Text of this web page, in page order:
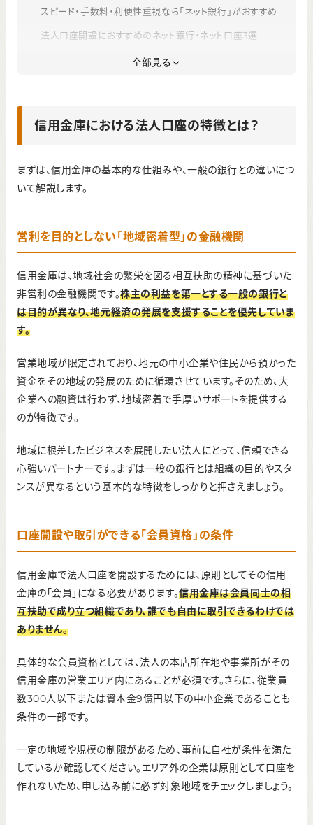
スピード・手数料・利便性重視なら「ネット銀行」がおすすめ
法人口座開設におすすめのネット銀行・ネット口座3選
信用金庫で法人口座を開設するメリット
信用金庫の法人口座開設審査を通過するコツ
ぼう
全部見る
信用金庫における法人口座の特徴とは？
まずは、信用金庫の基本的な仕組みや、一般の銀行との違いにつ
いて解説します。
営利を目的としない「地域密着型」の金融機関
信用金庫は、地域社会の繁栄を図る相互扶助の精神に基づいた
非営利の金融機関です。株主の利益を第一とする一般の銀行と
は目的が異なり、地元経済の発展を支援することを優先していま
す。
営業地域が限定されており、地元の中小企業や住民から預かった
資金をその地域の発展のために循環させています。そのため、大
企業への融資は行わず、地域密着で手厚いサポートを提供する
のが特徴です。
地域に根差したビジネスを展開したい法人にとって、信頼できる
心強いパートナーです。まずは一般の銀行とは組織の目的やスタ
ンスが異なるという基本的な特徴をしっかりと押さえましょう。
口座開設や取引ができる「会員資格」の条件
信用金庫で法人口座を開設するためには、原則としてその信用
金庫の「会員」になる必要があります。信用金庫は会員同士の相
互扶助で成り立つ組織であり、誰でも自由に取引できるわけでは
ありません。
具体的な会員資格としては、法人の本店所在地や事業所がその
信用金庫の営業エリア内にあることが必須です。さらに、従業員
数300人以下または資本金9億円以下の中小企業であることも
条件の一部です。
一定の地域や規模の制限があるため、事前に自社が条件を満た
しているか確認してください。エリア外の企業は原則として口座を
作れないため、申し込み前に必ず対象地域をチェックしましょう。